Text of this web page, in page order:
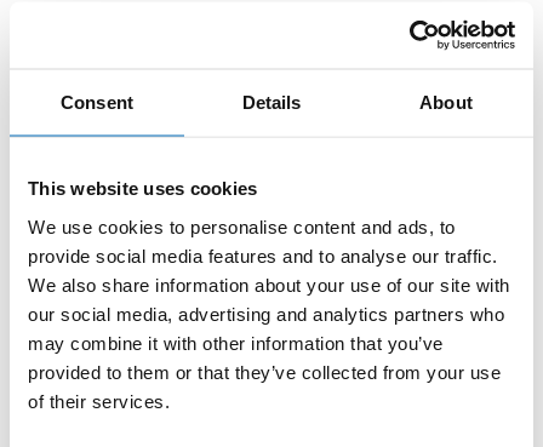
Consent Details About
This website uses cookies
We use cookies to personalise content and ads, to
provide social media features and to analyse our traffic.
We also share information about your use of our site with
our social media, advertising and analytics partners who
may combine it with other information that you’ve
provided to them or that they’ve collected from your use
of their services.